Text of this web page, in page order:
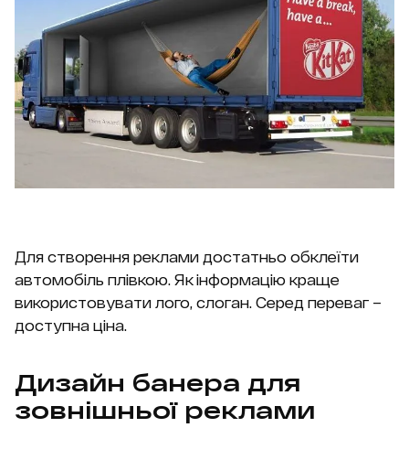
Для створення реклами достатньо обклеїти
автомобіль плівкою. Як інформацію краще
використовувати лого, слоган. Серед переваг –
доступна ціна.
Дизайн банера для
зовнішньої реклами